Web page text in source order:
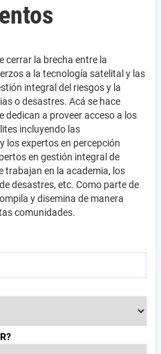
cerrar la brecha entre la
a la tecnología satelital y las
integral del riesgos y la
o desastres. Acá se hace
dedican a proveer acceso a los
incluyendo las
los expertos en percepción
en gestión integral de
trabajan en la academia, los
desastres, etc. Como parte de
y disemina de manera
comunidades.